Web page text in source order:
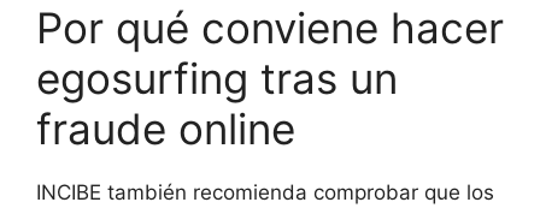
Por qué conviene hacer
egosurfing tras un
fraude online
INCIBE también recomienda comprobar que los